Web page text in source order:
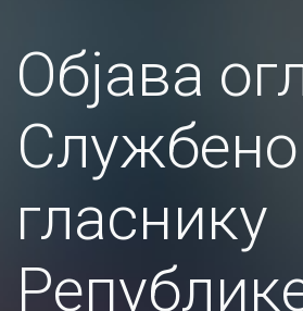
Објава
гласнику